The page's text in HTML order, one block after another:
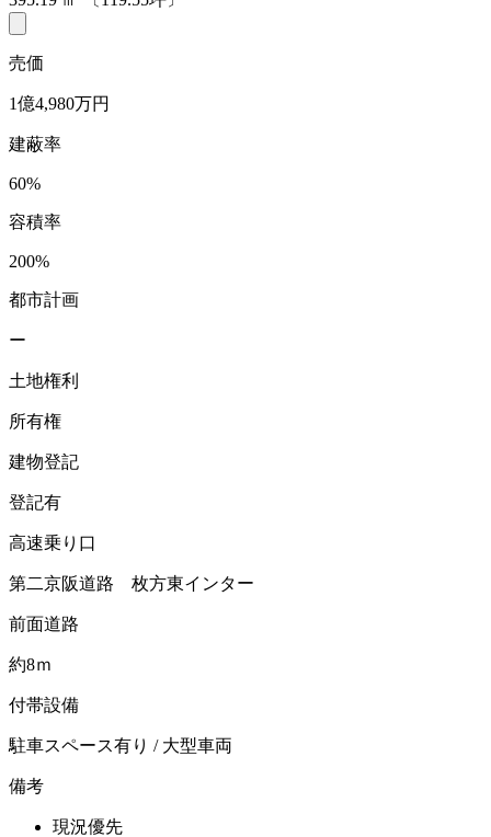
売価
1億4,980万円
建蔽率
60%
容積率
200%
都市計画
ー
土地権利
所有権
建物登記
登記有
高速乗り口
第二京阪道路 枚方東インター
前面道路
約8ｍ
付帯設備
駐車スペース有り / 大型車両
備考
現況優先